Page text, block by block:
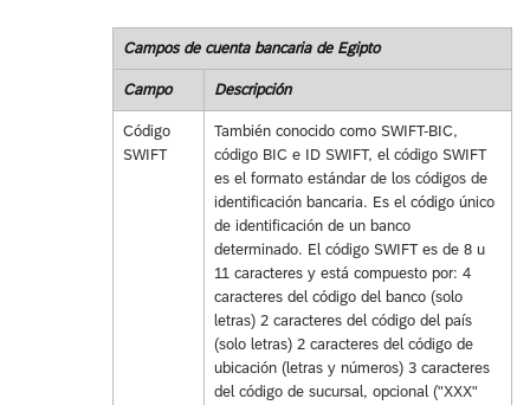
Campos de cuenta bancaria de Egipto
Campo Descripción
Código
SWIFT
También conocido como SWIFT-BIC,
código BIC e ID SWIFT, el código SWIFT
es el formato estándar de los códigos de
identificación bancaria. Es el código único
de identificación de un banco
determinado. El código SWIFT es de 8 u
11 caracteres y está compuesto por: 4
caracteres del código del banco (solo
letras) 2 caracteres del código del país
(solo letras) 2 caracteres del código de
ubicación (letras y números) 3 caracteres
del código de sucursal, opcional ("XXX"